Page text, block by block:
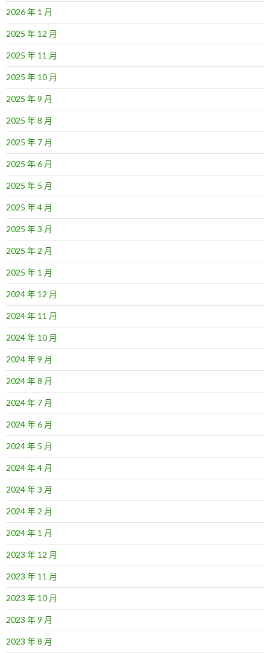
2026 年 1 月
2025 年 12 月
2025 年 11 月
2025 年 10 月
2025 年 9 月
2025 年 8 月
2025 年 7 月
2025 年 6 月
2025 年 5 月
2025 年 4 月
2025 年 3 月
2025 年 2 月
2025 年 1 月
2024 年 12 月
2024 年 11 月
2024 年 10 月
2024 年 9 月
2024 年 8 月
2024 年 7 月
2024 年 6 月
2024 年 5 月
2024 年 4 月
2024 年 3 月
2024 年 2 月
2024 年 1 月
2023 年 12 月
2023 年 11 月
2023 年 10 月
2023 年 9 月
2023 年 8 月